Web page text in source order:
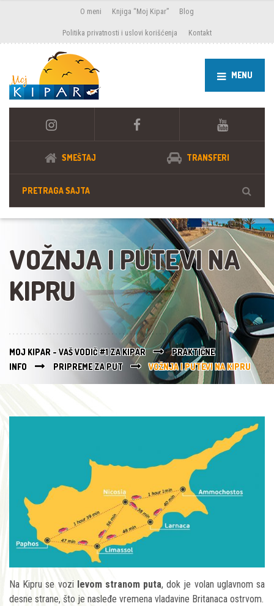
O meni Knjiga “Moj Kipar” Blog
Politika privatnosti i uslovi korišćenja Kontakt
MENU
SMEŠTAJ TRANSFERI
VOŽNJA I PUTEVI NA
KIPRU
MOJ KIPAR - VAŠ VODIČ #1 ZA KIPAR
PRAKTIČNE
INFO
PRIPREME ZA PUT VOŽNJA I PUTEVI NA KIPRU
Na Kipru se vozi levom stranom puta, dok je volan uglavnom sa
desne strane, što je nasleđe vremena vladavine Britanaca ostrvom.